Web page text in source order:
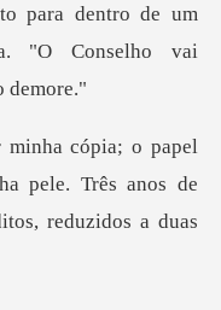
um
"O Conselho v
pele. Três anos de